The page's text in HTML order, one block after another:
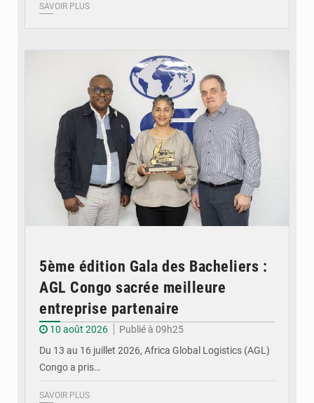
SAVOIR PLUS
5ème édition Gala des Bacheliers :
AGL Congo sacrée meilleure
entreprise partenaire
10 août 2026
Publié à 09h25
Du 13 au 16 juillet 2026, Africa Global Logistics (AGL)
Congo a pris…
SAVOIR PLUS